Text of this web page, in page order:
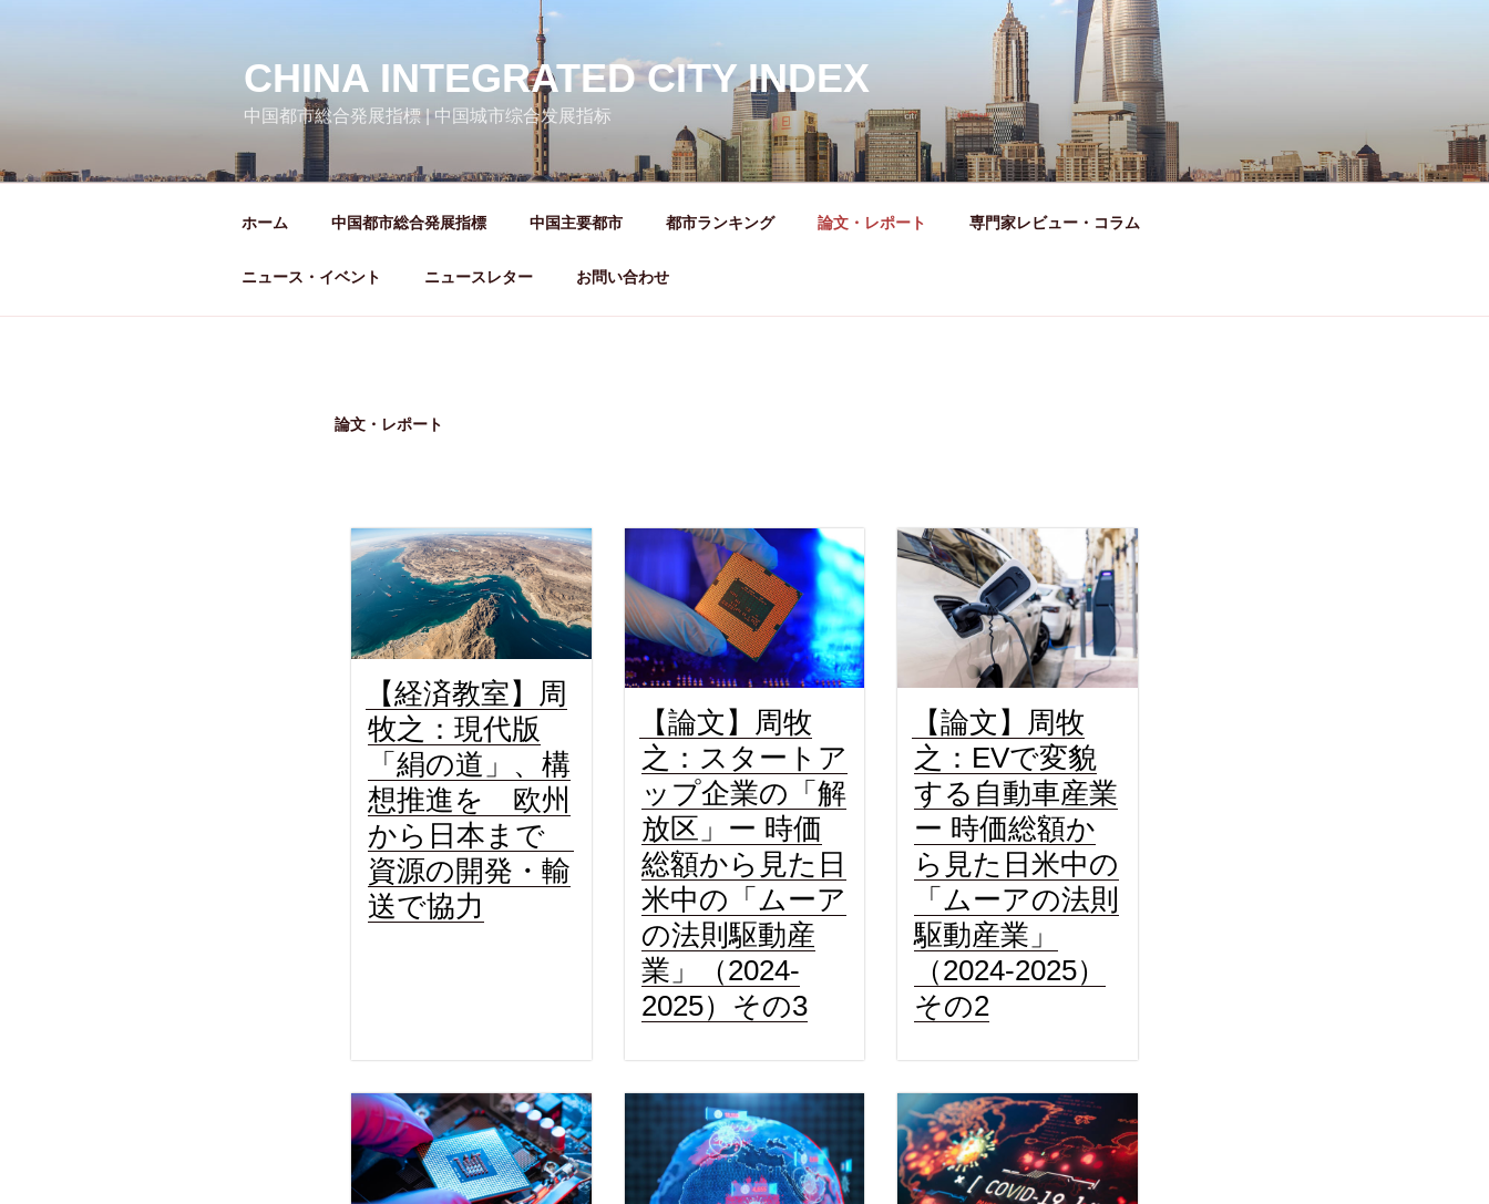
ス
CHINA INTEGRATED CITY INDEX
中国都市総合発展指標 | 中国城市综合发展指标
ホーム 中国都市総合発展指標 中国主要都市 都市ランキング 論文・レポート 専門家レビュー・コラム
ニュース・イベント ニュースレター お問い合わせ
論文・レポート
【経済教室】周
牧之：現代版
「絹の道」、構
想推進を 欧州
から日本まで
資源の開発・輸
送で協力
【論文】周牧
之：スタートア
ップ企業の「解
放区」ー 時価
総額から見た日
米中の「ムーア
の法則駆動産
業」（2024-
2025）その3
【論文】周牧
之：EVで変貌
する自動車産業
ー 時価総額か
ら見た日米中の
「ムーアの法則
駆動産業」
（2024-2025）
その2